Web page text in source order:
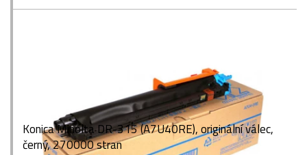
Konica Minolta DR-315 (A7U40RE), originální válec,
černý, 270000 stran